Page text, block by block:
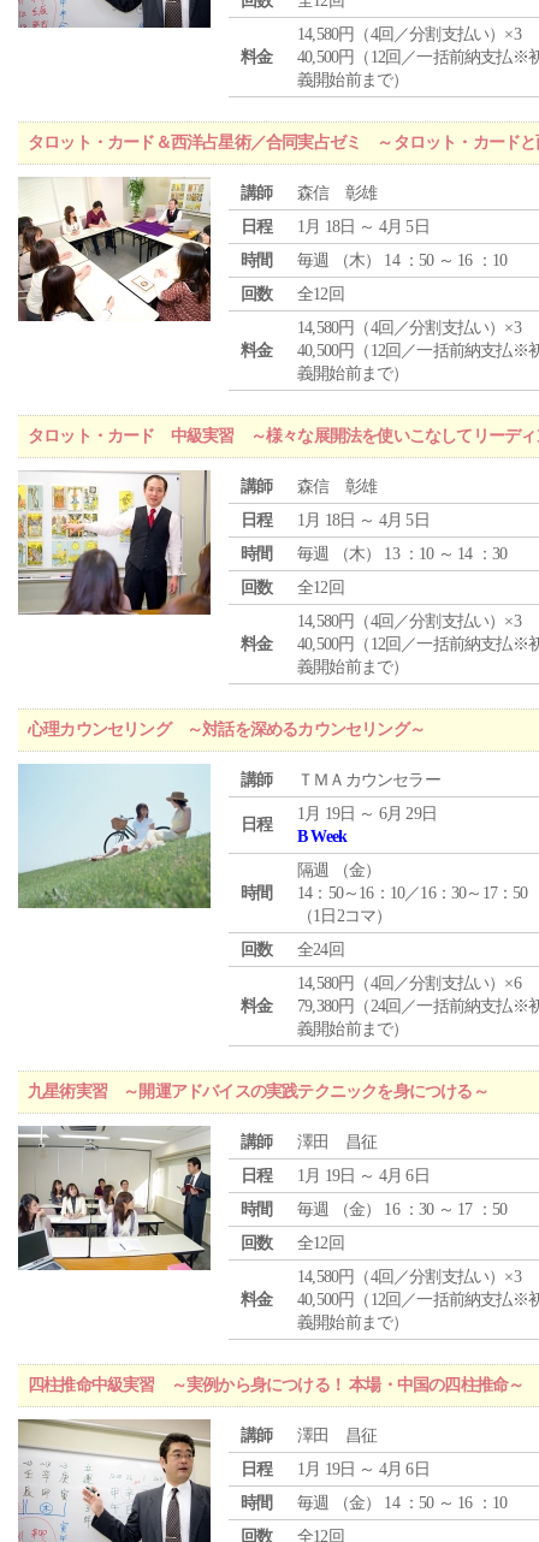
料金
14,580円（4回／分割支払い）×3
40,500円（12回／一括前納支払※
義開始前まで）
タロット・カード＆西洋占星術／合同実占ゼミ ～タロット・カード
講師
森信 彰雄
日程
1月 18日 ～ 4月 5日
時間
毎週 （木） 14 ：50 ～ 16 ：10
回数
全12回
料金
14,580円（4回／分割支払い）×3
40,500円（12回／一括前納支払※
義開始前まで）
タロット・カード 中級実習 ～様々な展開法を使いこなしてリーディ
講師
森信 彰雄
日程
1月 18日 ～ 4月 5日
時間
毎週 （木） 13 ：10 ～ 14 ：30
回数
全12回
料金
14,580円（4回／分割支払い）×3
40,500円（12回／一括前納支払※
義開始前まで）
心理カウンセリング ～対話を深めるカウンセリング～
講師 ＴＭＡカウンセラー
日程
1月 19日 ～ 6月 29日
B Week
時間
隔週 （金）
14：50～16：10／16：30～17：50
（1日2コマ）
回数
全24回
料金
14,580円（4回／分割支払い）×6
79,380円（24回／一括前納支払※
義開始前まで）
九星術実習 ～開運アドバイスの実践テクニックを身につける～
講師
澤田 昌征
日程
1月 19日 ～ 4月 6日
時間
毎週 （金） 16 ：30 ～ 17 ：50
回数
全12回
料金
14,580円（4回／分割支払い）×3
40,500円（12回／一括前納支払※
義開始前まで）
四柱推命中級実習 ～実例から身につける！ 本場・中国の四柱推命～
講師
澤田 昌征
日程
1月 19日 ～ 4月 6日
時間
毎週 （金） 14 ：50 ～ 16 ：10
回数
全12回